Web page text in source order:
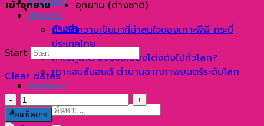
บทความ
ประวัติความเป็นมาที่น่าสนใจของเกาะพีพี กระบี่
ประเทศไทย
ทำไมภูเก็ต จึงมีชื่อเสียงโด่งดังไปทั่วโลก?
เกาะเจมส์บอนด์ ตำนานฉากภาพยนตร์ระดับโลก
ติดต่อเรา
ค้นหา:
เข้าอุทยาน
อุทยาน (ต่างชาติ)
ล้างค่า
Start
Clear dates
จำนวน
หมู่
ซื้อแพ็คเกจ